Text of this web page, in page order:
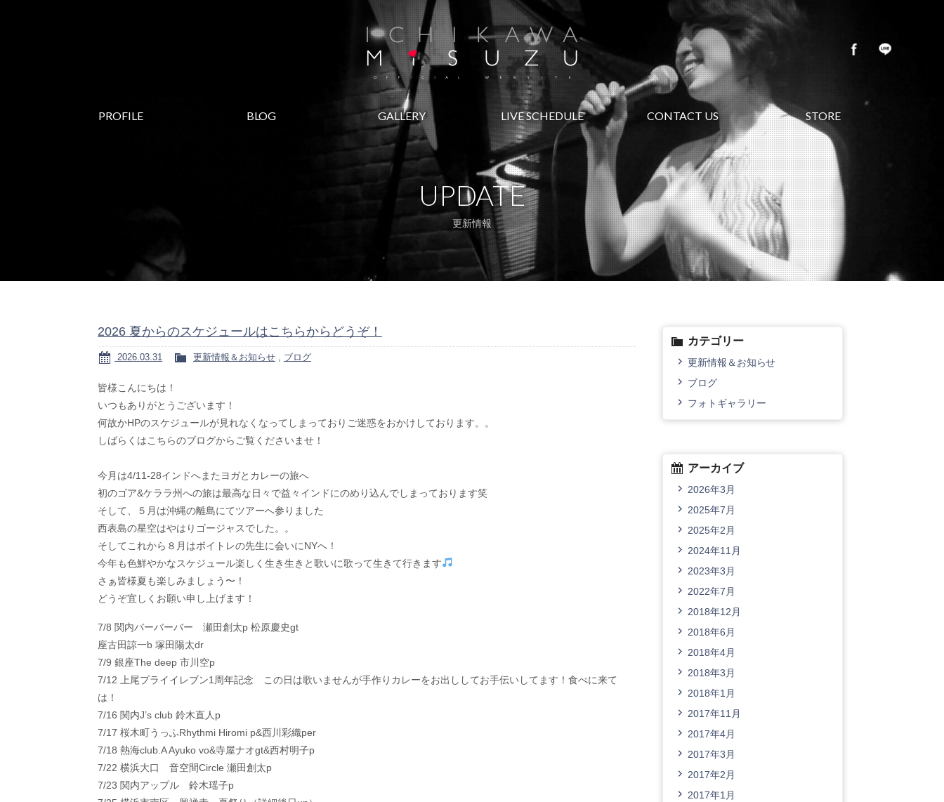
PROFILE BLOG GALLERY LIVE SCHEDULE CONTACT US STORE
UPDATE
更新情報
2026 夏からのスケジュールはこちらからどうぞ！
2026.03.31 更新情報＆お知らせ, ブログ
皆様こんにちは！
いつもありがとうございます！
何故かHPのスケジュールが見れなくなってしまっておりご迷惑をおかけしております。。
しばらくはこちらのブログからご覧くださいませ！
今月は4/11-28インドへまたヨガとカレーの旅へ
初のゴア&ケララ州への旅は最高な日々で益々インドにのめり込んでしまっております笑
そして、５月は沖縄の離島にてツアーへ参りました
西表島の星空はやはりゴージャスでした。。
そしてこれから８月はボイトレの先生に会いにNYへ！
今年も色鮮やかなスケジュール楽しく生き生きと歌いに歌って生きて行きます
さぁ皆様夏も楽しみましょう〜！
どうぞ宜しくお願い申し上げます！
7/8 関内バーバーバー 瀬田創太p 松原慶史gt
座古田諒一b 塚田陽太dr
7/9 銀座The deep 市川空p
7/12 上尾プライイレブン1周年記念 この日は歌いませんが手作りカレーをお出ししてお手伝いしてます！食べに来て
は！
7/16 関内J’s club 鈴木直人p
7/17 桜木町うっふRhythmi Hiromi p&西川彩織per
7/18 熱海club.A Ayuko vo&寺屋ナオgt&西村明子p
7/22 横浜大口 音空間Circle 瀬田創太p
7/23 関内アップル 鈴木瑶子p
カテゴリー
更新情報＆お知らせ
ブログ
フォトギャラリー
アーカイブ
2026年3月
2025年7月
2025年2月
2024年11月
2023年3月
2022年7月
2018年12月
2018年6月
2018年4月
2018年3月
2018年1月
2017年11月
2017年4月
2017年3月
2017年2月
2017年1月